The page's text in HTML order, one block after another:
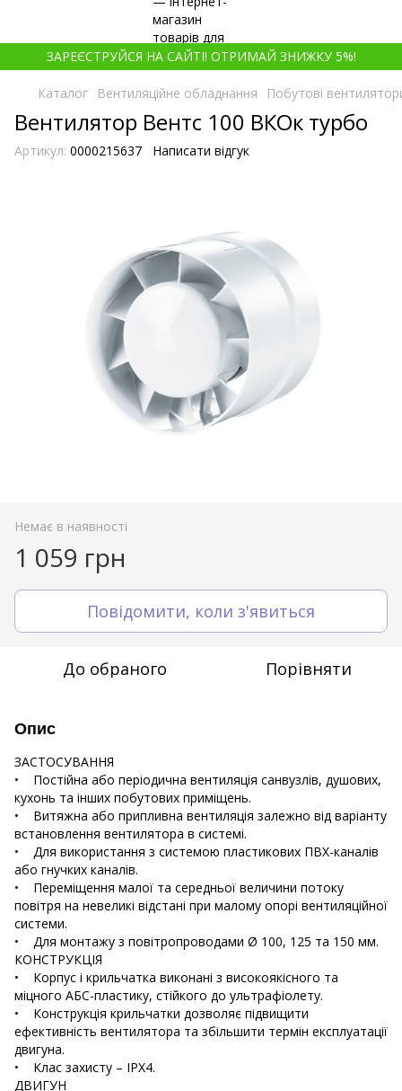
ЗАРЕЄСТРУЙСЯ НА САЙТІ! ОТРИМАЙ ЗНИЖКУ 5%!
Каталог Вентиляційне обладнання Побутові
Вентилятор Вентс 100 ВКОк турбо
Артикул: 0000215637 Написати відгук
Немає в наявності
1 059 грн
Повідомити, коли з'явиться
До обраного Порівняти
Опис
ЗАСТОСУВАННЯ
• Постійна або періодична вентиляція санвузлів, душових,
кухонь та інших побутових приміщень.
• Витяжна або припливна вентиляція залежно від варіанту
встановлення вентилятора в системі.
• Для використання з системою пластикових ПВХ-каналів
або гнучких каналів.
• Переміщення малої та середньої величини потоку
повітря на невеликі відстані при малому опорі вентиляційної
системи.
• Для монтажу з повітропроводами Ø 100, 125 та 150 мм.
КОНСТРУКЦІЯ
• Корпус і крильчатка виконані з високоякісного та
міцного АБС-пластику, стійкого до ультрафіолету.
• Конструкція крильчатки дозволяє підвищити
ефективність вентилятора та збільшити термін експлуатації
двигуна.
• Клас захисту – IPX4.
ДВИГУН